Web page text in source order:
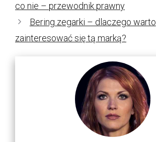
co nie – przewodnik prawny
Bering zegarki – dlaczego warto
zainteresować się tą marką?